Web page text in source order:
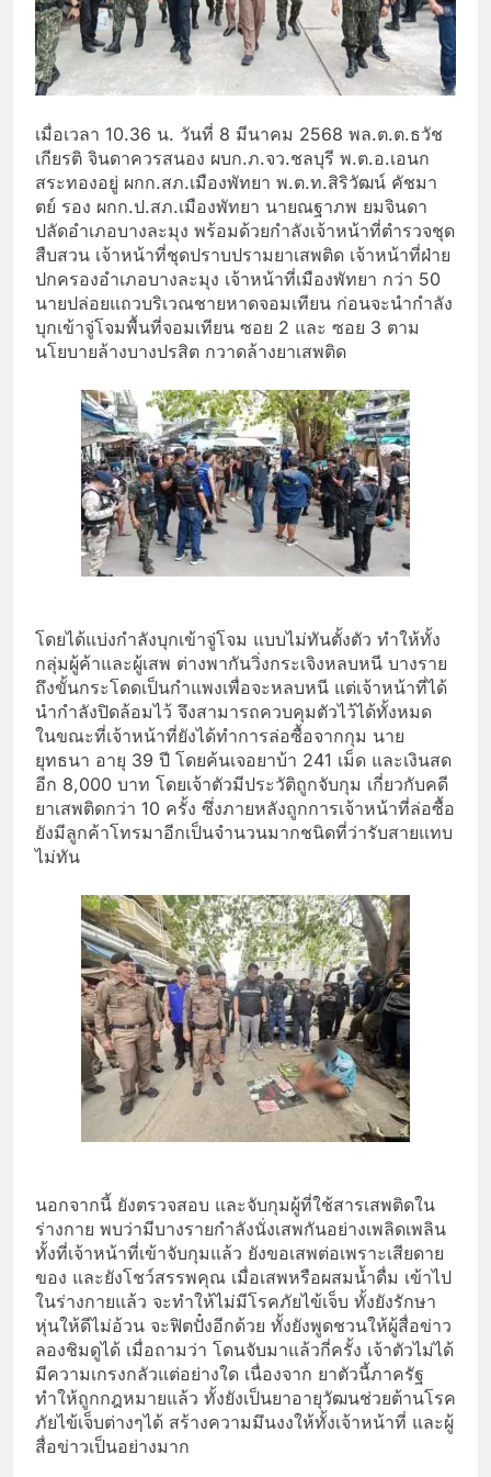
เมื่อเวลา 10.36 น. วันที่ 8 มีนาคม 2568 พล.ต.ต.ธวัช
เกียรติ จินดาควรสนอง ผบก.ภ.จว.ชลบุรี พ.ต.อ.เอนก
สระทองอยู่ ผกก.สภ.เมืองพัทยา พ.ต.ท.สิริวัฒน์ คัชมา
ตย์ รอง ผกก.ป.สภ.เมืองพัทยา นายณฐาภพ ยมจินดา
ปลัดอำเภอบางละมุง พร้อมด้วยกำลังเจ้าหน้าที่ตำรวจชุด
สืบสวน เจ้าหน้าที่ชุดปราบปรามยาเสพติด เจ้าหน้าที่ฝ่าย
ปกครองอำเภอบางละมุง เจ้าหน้าที่เมืองพัทยา กว่า 50
นายปล่อยแถวบริเวณชายหาดจอมเทียน ก่อนจะนำกำลัง
บุกเข้าจู่โจมพื้นที่จอมเทียน ซอย 2 และ ซอย 3 ตาม
นโยบายล้างบางปรสิต กวาดล้างยาเสพติด
โดยได้แบ่งกำลังบุกเข้าจู่โจม แบบไม่ทันตั้งตัว ทำให้ทั้ง
กลุ่มผู้ค้าและผู้เสพ ต่างพากันวิ่งกระเจิงหลบหนี บางราย
ถึงขั้นกระโดดเป็นกำแพงเพื่อจะหลบหนี แต่เจ้าหน้าที่ได้
นำกำลังปิดล้อมไว้ จึงสามารถควบคุมตัวไว้ได้ทั้งหมด
ในขณะที่เจ้าหน้าที่ยังได้ทำการล่อซื้อจากกุม นาย
ยุทธนา อายุ 39 ปี โดยค้นเจอยาบ้า 241 เม็ด และเงินสด
อีก 8,000 บาท โดยเจ้าตัวมีประวัติถูกจับกุม เกี่ยวกับคดี
ยาเสพติดกว่า 10 ครั้ง ซึ่งภายหลังถูกการเจ้าหน้าที่ล่อซื้อ
ยังมีลูกค้าโทรมาอีกเป็นจำนวนมากชนิดที่ว่ารับสายแทบ
ไม่ทัน
นอกจากนี้ ยังตรวจสอบ และจับกุมผู้ที่ใช้สารเสพติดใน
ร่างกาย พบว่ามีบางรายกำลังนั่งเสพกันอย่างเพลิดเพลิน
ทั้งที่เจ้าหน้าที่เข้าจับกุมแล้ว ยังขอเสพต่อเพราะเสียดาย
ของ และยังโชว์สรรพคุณ เมื่อเสพหรือผสมน้ำดื่ม เข้าไป
ในร่างกายแล้ว จะทำให้ไม่มีโรคภัยไข้เจ็บ ทั้งยังรักษา
หุ่นให้ดีไม่อ้วน จะฟิตปั๋งอีกด้วย ทั้งยังพูดชวนให้ผู้สื่อข่าว
ลองชิมดูได้ เมื่อถามว่า โดนจับมาแล้วกี่ครั้ง เจ้าตัวไม่ได้
มีความเกรงกลัวแต่อย่างใด เนื่องจาก ยาตัวนี้ภาครัฐ
ทำให้ถูกกฎหมายแล้ว ทั้งยังเป็นยาอายุวัฒนช่วยต้านโรค
ภัยไข้เจ็บต่างๆได้ สร้างความมึนงงให้ทั้งเจ้าหน้าที่ และผู้
สื่อข่าวเป็นอย่างมาก